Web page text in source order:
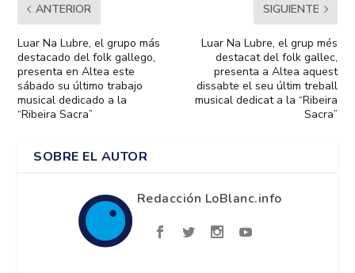
ANTERIOR
Luar Na Lubre, el grupo más
destacado del folk gallego,
presenta en Altea este
sábado su último trabajo
musical dedicado a la
“Ribeira Sacra”
SIGUIENTE
Luar Na Lubre, el grup més
destacat del folk gallec,
presenta a Altea aquest
dissabte el seu últim treball
musical dedicat a la “Ribeira
Sacra”
SOBRE EL AUTOR
Redacción LoBlanc.info